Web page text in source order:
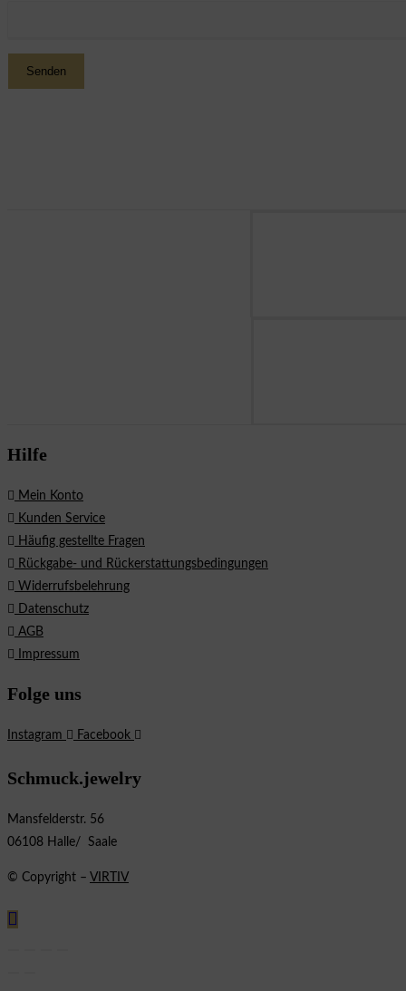
Hilfe
Mein Konto
Kunden Service
Häufig gestellte Fragen
Rückgabe- und Rückerstattungsbedingungen
Widerrufsbelehrung
Datenschutz
AGB
Impressum
Folge uns
Instagram Facebook
Schmuck.jewelry
Mansfelderstr. 56
06108 Halle/ Saale
© Copyright – VIRTIV